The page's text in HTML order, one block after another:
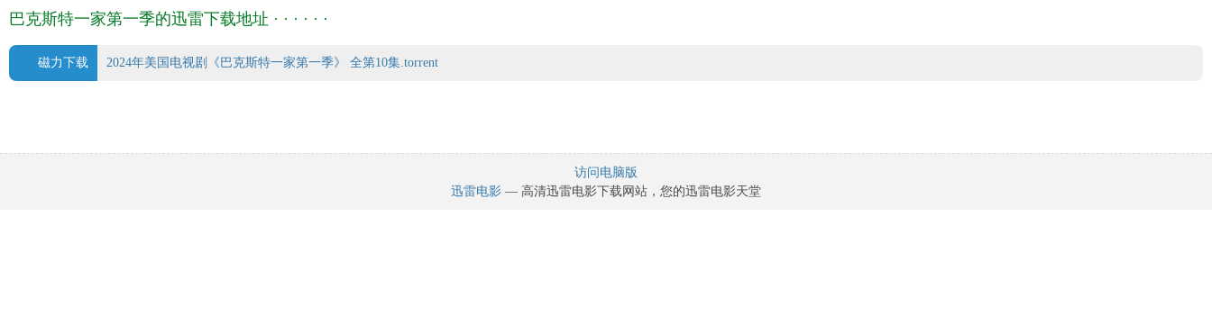
巴克斯特一家第一季的迅雷下载地址 · · · · · ·
磁力下载 2024年美国电视剧《巴克斯特一家第一季》 全第10集.torrent
访问电脑版
迅雷电影 — 高清迅雷电影下载网站，您的迅雷电影天堂